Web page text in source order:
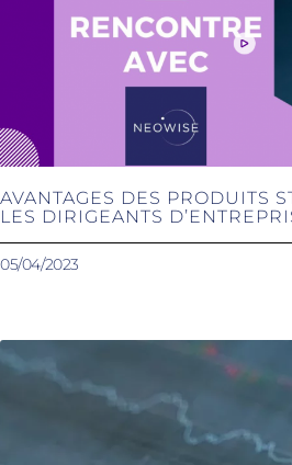
AVANTAGES DES PRODUITS
LES DIRIGEANTS
05/04/2023